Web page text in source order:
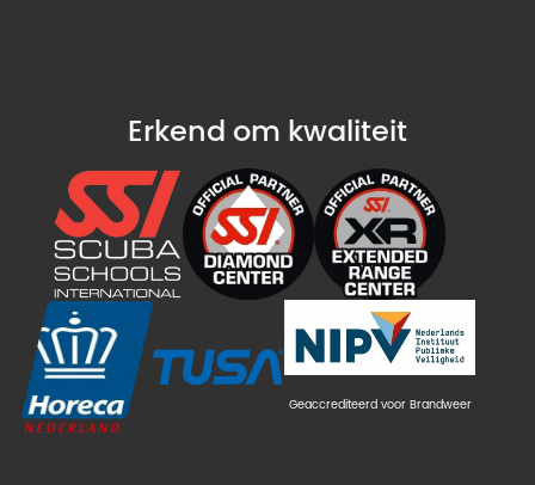
Erkend om kwaliteit
Geaccrediteerd voor Brandweer